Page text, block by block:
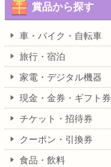
賞品から探す
車・バイク・自転車
旅行・宿泊
家電・デジタル機器
現金・金券・ギフト券
チケット・招待券
クーポン・引換券
食品・飲料